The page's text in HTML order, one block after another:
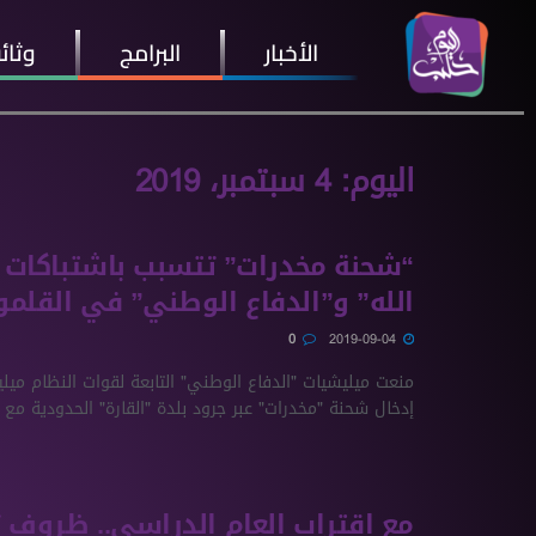
الأخبار البرامج
اليوم:4 سبتمبر، 2019
“شحنة مخدرات” تتسبب
الله” و”الدفاع الوطني” في
منعت ميليشيات "الدفاع الوطني" التابعة لقوات النظام
إدخال شحنة "مخدرات" عبر جرود بلدة "القارة" الحدودية
مع اقتراب العام الدراسي.. ظروف